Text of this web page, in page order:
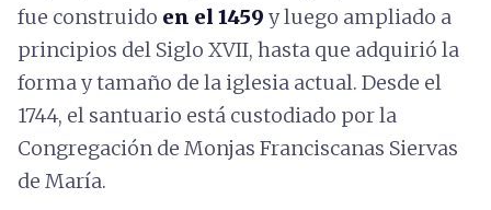
fue construido en el 1459 y luego ampliado a
principios del Siglo XVII, hasta que adquirió la
forma y tamaño de la iglesia actual. Desde el
1744, el santuario está custodiado por la
Congregación de Monjas Franciscanas Siervas
de María.